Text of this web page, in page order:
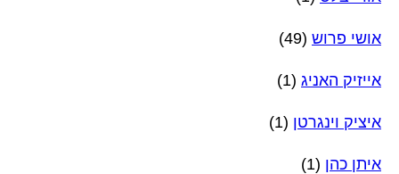
אושי פרוש (49)
אייזיק האניג (1)
איציק וינגרטן (1)
איתן כהן (1)